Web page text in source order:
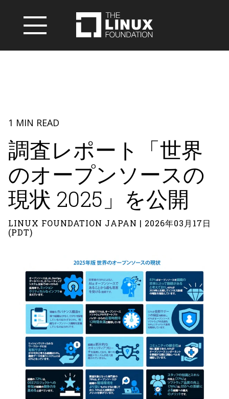
1 MIN READ
調査レポート「世界
のオープンソースの
現状 2025」を公開
LINUX FOUNDATION JAPAN | 2026年03月17日
(PDT)